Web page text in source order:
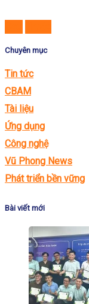
Chuyên mục
Tin tức
CBAM
Tài liệu
Ứng dụng
Công nghệ
Vũ Phong News
Phát triển bền vững
Bài viết mới